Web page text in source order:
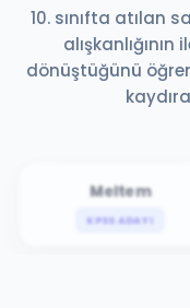
10. sınıfta atılan
dönüştüğünü
Meltem
KPSS ADAYI